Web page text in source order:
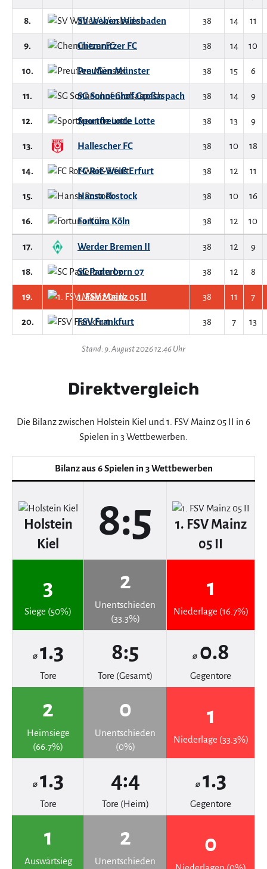
8. SV Wehen Wiesbaden 38 14 11
9. Chemnitzer FC 38 14 10
10. Preußen Münster 38 15 6
11. SG Sonnenhof Großaspach 38 14 9
12. Sportfreunde Lotte 38 13 9
13. Hallescher FC 38 10 18
14. FC Rot-Weiß Erfurt 38 12 11
15. Hansa Rostock 38 10 16
16. Fortuna Köln 38 12 10
17. Werder Bremen II 38 12 9
18. SC Paderborn 07 38 12 8
19. 1. FSV Mainz 05 II 38 11 7
20. FSV Frankfurt 38 7 13
Stand: 9. August 2026 12:46 Uhr
Direktvergleich
Die Bilanz zwischen Holstein Kiel und 1. FSV Mainz 05 II in 6
Spielen in 3 Wettbewerben.
Bilanz aus 6 Spielen in 3 Wettbewerben
Holstein
Kiel
8:5
1. FSV Mainz
05 II
3
Siege (50%)
2
Unentschieden
(33.3%)
1
Niederlage (16.7%)
⌀ 1.3
Tore
8:5
Tore (Gesamt)
⌀ 0.8
Gegentore
2
Heimsiege
(66.7%)
0
Unentschieden
(0%)
1
Niederlage (33.3%)
⌀ 1.3
Tore
4:4
Tore (Heim)
⌀ 1.3
Gegentore
1
Auswärtsieg
2
Unentschieden
0